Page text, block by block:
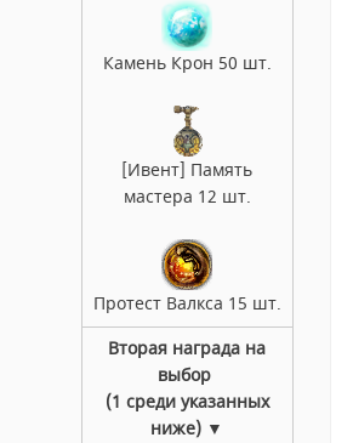
Камень Крон 50 шт.
[Ивент] Память
мастера 12 шт.
Протест Валкса 15 шт.
Вторая награда на
выбор
(1 среди указанных
ниже) ▼